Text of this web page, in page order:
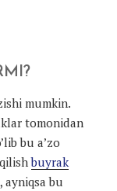
mumkin.
tomonidan
bu a’zo
qilishbuyrak
ayniqsa bu